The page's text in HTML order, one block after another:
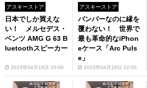
アスキーストア
日本でしか買えな
い！ メルセデス・
ベンツ AMG G 63 B
luetoothスピーカー
2023年04月16日 20:00
アスキーストア
バンパーなのに縁を
覆わない！ 世界で
最も革命的なiPhon
eケース「Arc Puls
e」
2023年04月16日 22:00